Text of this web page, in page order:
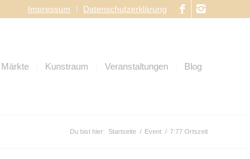
Impressum Datenschutzerklärung
Kunstraum Veranstaltungen Blog
Du bist hier: Startseite / Event / 7:77 Ortszeit